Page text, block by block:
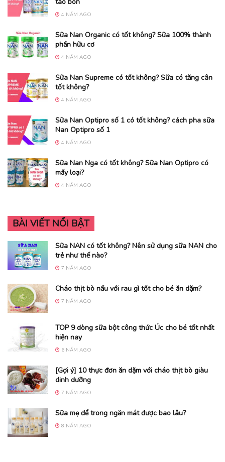
táo bón
4 NĂM AGO
Sữa Nan Organic có tốt không? Sữa 100% thành
phần hữu cơ
4 NĂM AGO
Sữa Nan Supreme có tốt không? Sữa có tăng cân
tốt không?
4 NĂM AGO
Sữa Nan Optipro số 1 có tốt không? cách pha sữa
Nan Optipro số 1
4 NĂM AGO
Sữa Nan Nga có tốt không? Sữa Nan Optipro có
mấy loại?
4 NĂM AGO
BÀI VIẾT NỔI BẬT
Sữa NAN có tốt không? Nên sử dụng sữa NAN cho
trẻ như thế nào?
7 NĂM AGO
Cháo thịt bò nấu với rau gì tốt cho bé ăn dặm?
7 NĂM AGO
TOP 9 dòng sữa bột công thức Úc cho bé tốt nhất
hiện nay
6 NĂM AGO
[Gợi ý] 10 thực đơn ăn dặm với cháo thịt bò giàu
dinh dưỡng
7 NĂM AGO
Sữa mẹ để trong ngăn mát được bao lâu?
8 NĂM AGO